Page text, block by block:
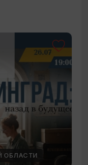
ОБЛАСТИ